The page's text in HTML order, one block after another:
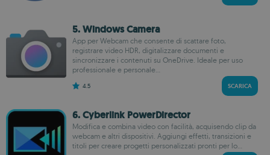
5. Windows Camera
App per Webcam che consente di scattare foto,
registrare video HDR, digitalizzare documenti e
sincronizzare i contenuti su OneDrive. Ideale per uso
professionale e personale...
4.5 SCARICA
6. Cyberlink PowerDirector
Modifica e combina video con facilità, acquisendo clip da
webcam e altri dispositivi. Aggiungi effetti, transizioni e
titoli per creare progetti personalizzati pronti per lo...